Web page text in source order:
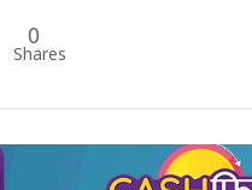
0
Shares